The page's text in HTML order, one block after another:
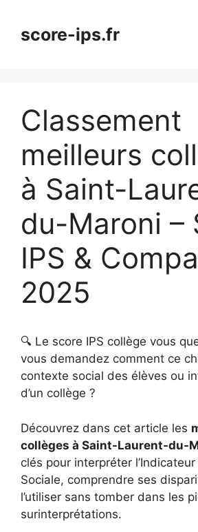
contenuscore-ips.fr
Classement
meilleurs
à Saint-
du-Maroni –
IPS &
2025
🔍 Le score IPS collège vous
vous demandez comment ce
contexte social des élèves ou
d’un collège ?
Découvrez dans cet article les
collèges à Saint-Laurent-du-
clés pour interpréter
Sociale, comprendre ses
l’utiliser sans tomber dans les
surinterprétations.